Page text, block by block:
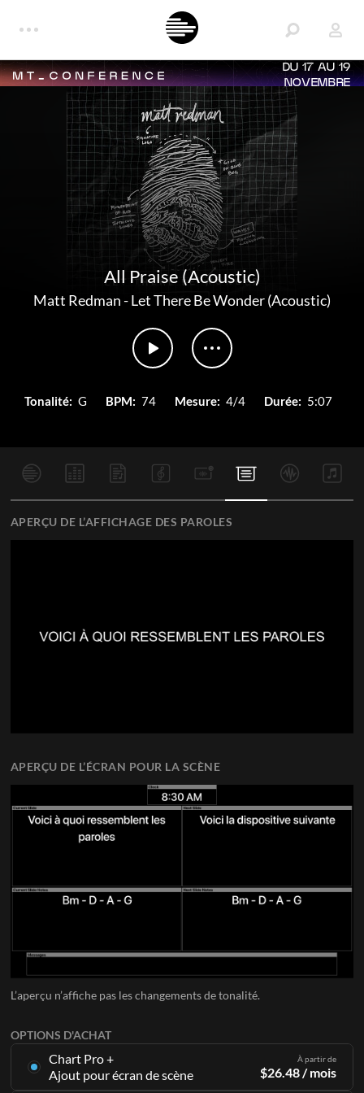
DU 17 AU 19
NOVEMBRE
All Praise (Acoustic)
Matt Redman-Let There Be Wonder (Acoustic)
Tonalité: G BPM: 74 Mesure: 4/4 Durée: 5:07
OPTIONS D'ACHAT
Chart Pro +
Ajout pour écran de scène
À partir de
$26.48/ mois
APERÇU DE L’AFFICHAGE DES PAROLES
APERÇU DE L’ÉCRAN POUR LA SCÈNE
L’aperçu n’affiche pas les changements de tonalité.